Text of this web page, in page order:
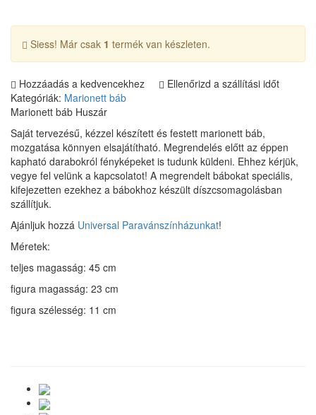
Siess! Már csak 1 termék van készleten.
Hozzáadás a kedvencekhez
Ellenőrizd a szállítási időt
Kategóriák: Marionett báb
Marionett báb Huszár
Saját tervezésű, kézzel készített és festett marionett báb,
mozgatása könnyen elsajátítható. Megrendelés előtt az éppen
kapható darabokról fényképeket is tudunk küldeni. Ehhez kérjük,
vegye fel velünk a kapcsolatot! A megrendelt bábokat speciális,
kifejezetten ezekhez a bábokhoz készült díszcsomagolásban
szállítjuk.
Ajánljuk hozzá Universal Paravánszínházunkat!
Méretek:
teljes magasság: 45 cm
figura magasság: 23 cm
figura szélesség: 11 cm